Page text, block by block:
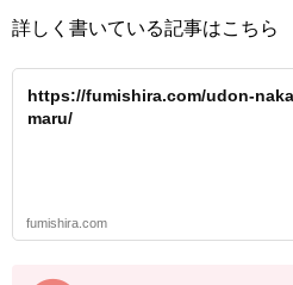
詳しく書いている記事はこちら
https://fumishira.com/udon-
maru/
fumishira.com